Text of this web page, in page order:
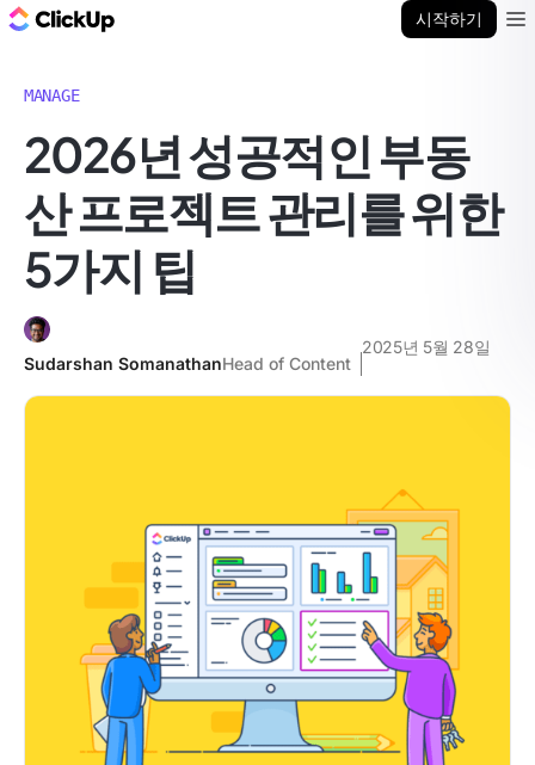
시작하기
MANAGE
2026년 성공적인 부동
산 프로젝트 관리를 위한
5가지 팁
Sudarshan SomanathanHead of Content
2025년 5월 28일